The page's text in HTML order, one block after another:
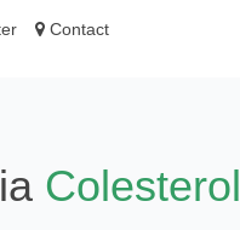
Contact
Colesterol